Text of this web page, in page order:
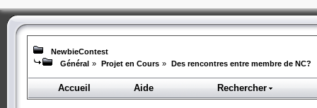
NewbieContest
Général » Projet en Cours » Des rencontres entre membre de NC?
Accueil Aide Rechercher